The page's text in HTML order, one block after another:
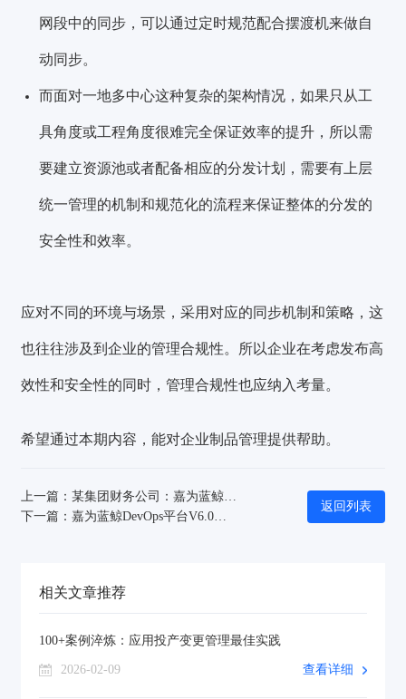
网段中的同步，可以通过定时规范配合摆渡机来做自
动同步。
而面对一地多中心这种复杂的架构情况，如果只从工
具角度或工程角度很难完全保证效率的提升，所以需
要建立资源池或者配备相应的分发计划 ，需要有上层
统一管理的机制和规范化的流程来保证整体的分发的
安全性和效率。
应对不同的环境与场景，采用对应的同步机制和策略，这
也往往涉及到企业的管理合规性。所以企业在考虑发布高
效性和安全性的同时，管理合规性也应纳入考量。
希望通过本期内容，能对企业制品管理提供帮助。
上一篇：某集团财务公司：嘉为蓝鲸WeOps妙解“专线可用性监测”的烦恼
下一篇：嘉为蓝鲸DevOps平台V6.0，打造企业高效价值交付管理模式
返回列表
相关文章推荐
100+案例淬炼：应用投产变更管理最佳实践
2026-02-09 查看详细